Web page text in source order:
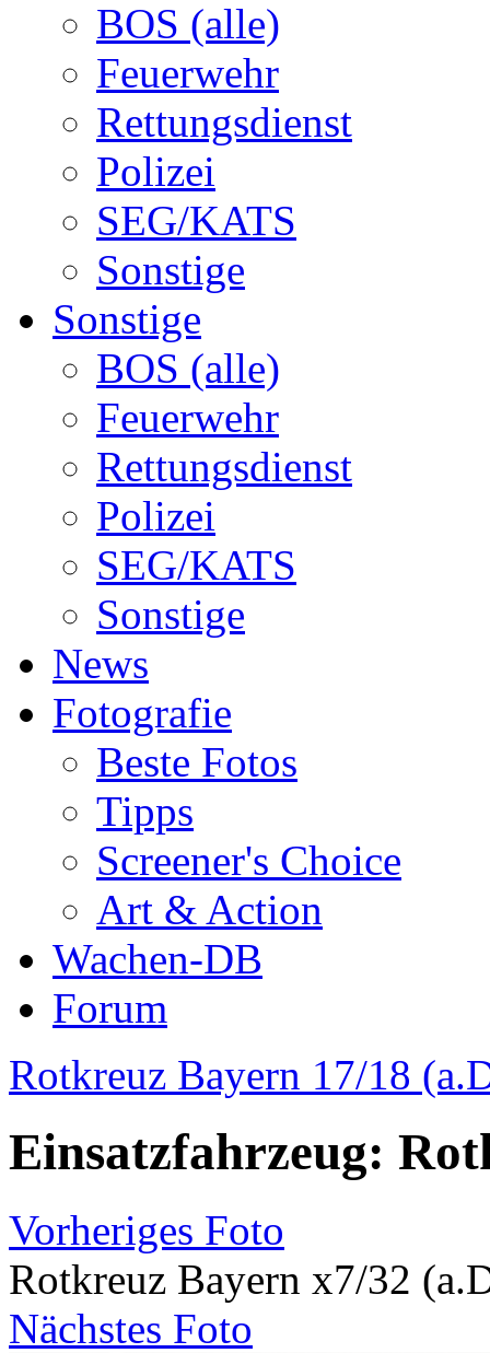
BOS (alle)
Feuerwehr
Rettungsdienst
Polizei
SEG/KATS
Sonstige
Sonstige
BOS (alle)
Feuerwehr
Rettungsdienst
Polizei
SEG/KATS
Sonstige
News
Fotografie
Beste Fotos
Tipps
Screener's Choice
Art & Action
Wachen-DB
Forum
Rotkreuz Bayern 17/18
Einsatzfahrzeug:
Vorheriges Foto
Rotkreuz Bayern x7/32
Nächstes Foto